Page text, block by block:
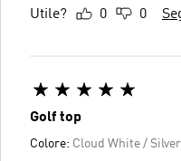
Utile? 0 0
Golf top
Colore: Cloud White /